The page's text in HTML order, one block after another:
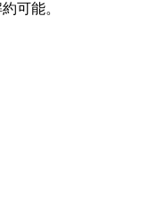
可能。